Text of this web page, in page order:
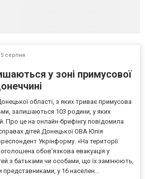
5 серпня
у зоні примусової
області, з яких триває примусова
залишаються 103 родини, у яких
Про це на онлайн-брифінгу повідомила
дітей Донецької ОВА Юлія
Укрінформу. «На території
обов’язкова евакуація у
з батьками чи особами, що їх замінюють,
у 16 населен...